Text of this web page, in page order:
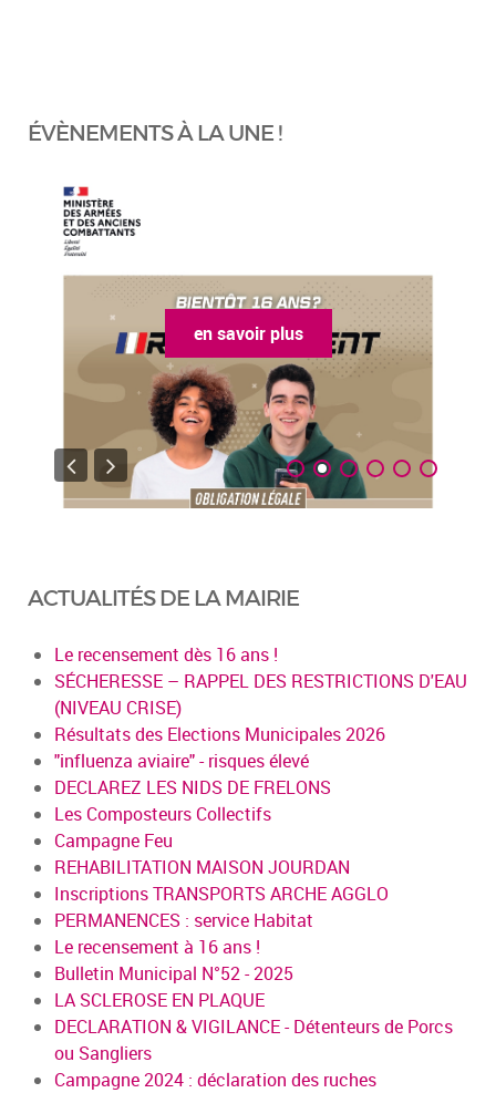
ÉVÈNEMENTS À LA UNE !
en savoir plus
ACTUALITÉS DE LA MAIRIE
Le recensement dès 16 ans !
SÉCHERESSE – RAPPEL DES RESTRICTIONS D'EAU
(NIVEAU CRISE)
Résultats des Elections Municipales 2026
"influenza aviaire" - risques élevé
DECLAREZ LES NIDS DE FRELONS
Les Composteurs Collectifs
Campagne Feu
REHABILITATION MAISON JOURDAN
Inscriptions TRANSPORTS ARCHE AGGLO
PERMANENCES : service Habitat
Le recensement à 16 ans !
Bulletin Municipal N°52 - 2025
LA SCLEROSE EN PLAQUE
DECLARATION & VIGILANCE - Détenteurs de Porcs
ou Sangliers
Campagne 2024 : déclaration des ruches